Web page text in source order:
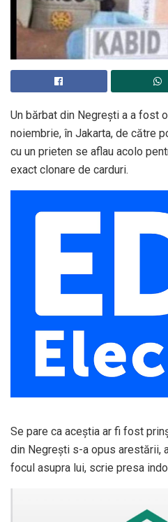
Un bărbat din Negrești a a fost
noiembrie, în Jakarta, de către
cu un prieten se aflau acolo
exact clonare de carduri.
Se pare ca aceștia ar fi fost
din Negrești s-a opus
focul asupra lui, scrie presa